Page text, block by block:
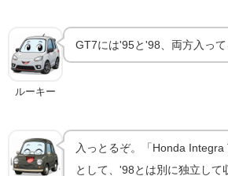
ルーキー
GT7には'95と'98、両方入って
入っとるぞ。「Honda Integra
として、'98とは別に独立して